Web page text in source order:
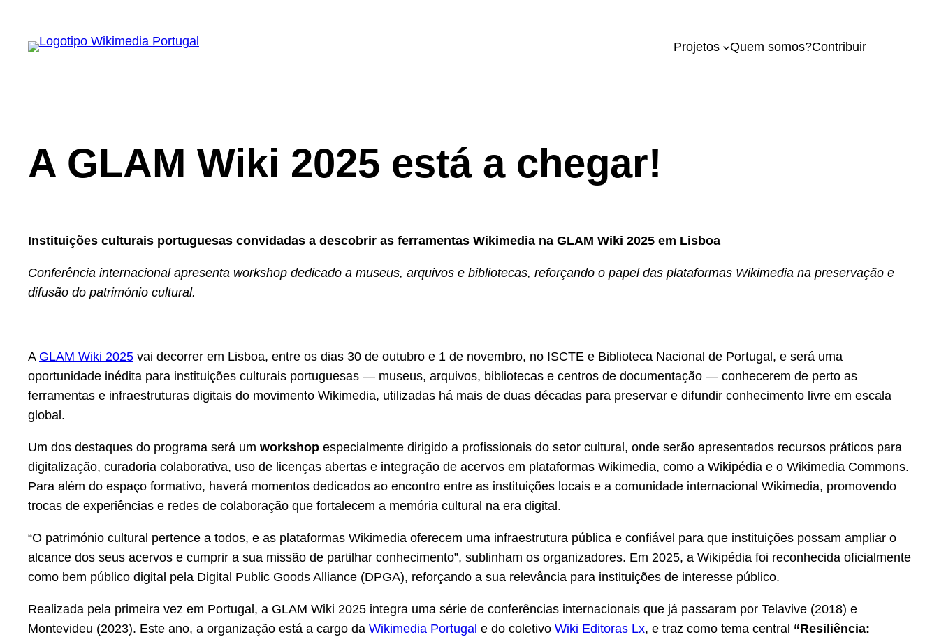
Projetos Quem somos?Contribuir
A GLAM Wiki 2025 está a chegar!
Instituições culturais portuguesas convidadas a descobrir as ferramentas Wikimedia na GLAM Wiki 2025 em Lisboa
Conferência internacional apresenta workshop dedicado a museus, arquivos e bibliotecas, reforçando o papel das plataformas Wikimedia na preservação e
difusão do património cultural.
A GLAM Wiki 2025 vai decorrer em Lisboa, entre os dias 30 de outubro e 1 de novembro, no ISCTE e Biblioteca Nacional de Portugal, e será uma
oportunidade inédita para instituições culturais portuguesas — museus, arquivos, bibliotecas e centros de documentação — conhecerem de perto as
ferramentas e infraestruturas digitais do movimento Wikimedia, utilizadas há mais de duas décadas para preservar e difundir conhecimento livre em escala
global.
Um dos destaques do programa será um workshop especialmente dirigido a profissionais do setor cultural, onde serão apresentados recursos práticos para
digitalização, curadoria colaborativa, uso de licenças abertas e integração de acervos em plataformas Wikimedia, como a Wikipédia e o Wikimedia Commons.
Para além do espaço formativo, haverá momentos dedicados ao encontro entre as instituições locais e a comunidade internacional Wikimedia, promovendo
trocas de experiências e redes de colaboração que fortalecem a memória cultural na era digital.
“O património cultural pertence a todos, e as plataformas Wikimedia oferecem uma infraestrutura pública e confiável para que instituições possam ampliar o
alcance dos seus acervos e cumprir a sua missão de partilhar conhecimento”, sublinham os organizadores. Em 2025, a Wikipédia foi reconhecida oficialmente
como bem público digital pela Digital Public Goods Alliance (DPGA), reforçando a sua relevância para instituições de interesse público.
Realizada pela primeira vez em Portugal, a GLAM Wiki 2025 integra uma série de conferências internacionais que já passaram por Telavive (2018) e
Montevideu (2023). Este ano, a organização está a cargo da Wikimedia Portugal e do coletivo Wiki Editoras Lx, e traz como tema central “Resiliência: